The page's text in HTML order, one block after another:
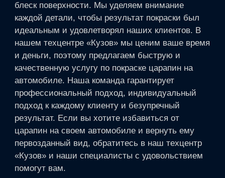
блеск поверхности. Мы уделяем внимание
каждой детали, чтобы результат покраски был
идеальным и удовлетворял наших клиентов. В
нашем техцентре «Кузов» мы ценим ваше время
и деньги, поэтому предлагаем быструю и
качественную услугу по покраске царапин на
автомобиле. Наша команда гарантирует
профессиональный подход, индивидуальный
подход к каждому клиенту и безупречный
результат. Если вы хотите избавиться от
царапин на своем автомобиле и вернуть ему
первозданный вид, обратитесь в наш техцентр
«Кузов» и наши специалисты с удовольствием
помогут вам.